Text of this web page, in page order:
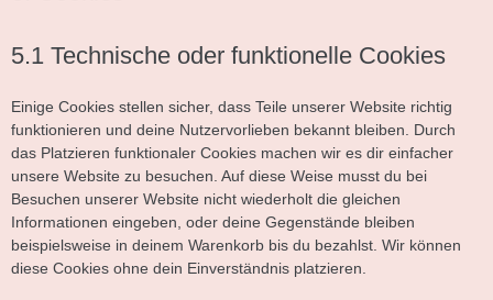
5.1 Technische oder funktionelle Cookies
Einige Cookies stellen sicher, dass Teile unserer Website richtig
funktionieren und deine Nutzervorlieben bekannt bleiben. Durch
das Platzieren funktionaler Cookies machen wir es dir einfacher
unsere Website zu besuchen. Auf diese Weise musst du bei
Besuchen unserer Website nicht wiederholt die gleichen
Informationen eingeben, oder deine Gegenstände bleiben
beispielsweise in deinem Warenkorb bis du bezahlst. Wir können
diese Cookies ohne dein Einverständnis platzieren.